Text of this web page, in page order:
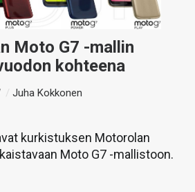
Moto G7 -mallin
kohteena
/Juha Kokkonen
kurkistuksen Motorolan
Moto G7 -mallistoon.